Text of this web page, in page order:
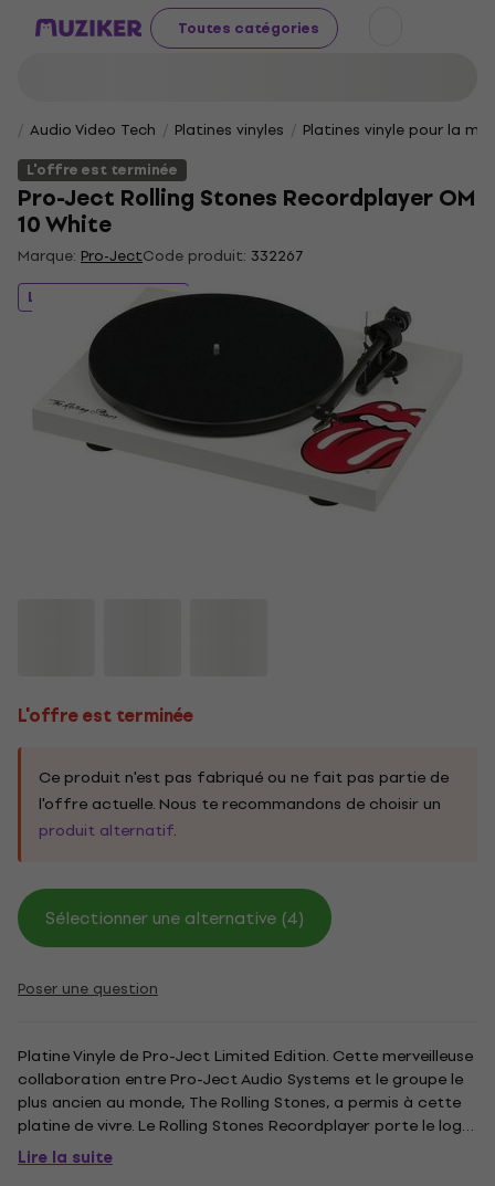
Toutes catégories
Audio Video Tech Platines vinyles
Platines vinyle pour la
L'offre est terminée
Pro-Ject Rolling Stones Recordplayer OM
10 White
Marque: Pro-JectCode produit: 332267
L'offre est terminée
L'offre est terminée
Ce produit n'est pas fabriqué ou ne fait pas partie de
l'offre actuelle. Nous te recommandons de choisir un
produit alternatif.
Sélectionner une alternative (4)
Poser une question
Platine Vinyle de Pro-Ject Limited Edition. Cette merveilleuse
collaboration entre Pro-Ject Audio Systems et le groupe le
plus ancien au monde, The Rolling Stones, a permis à cette
platine de vivre. Le Rolling Stones Recordplayer porte le logo
distinctif des Rolling Stones, ce qui le rend incontestable en
tant que véritable objet de collection...
Lire la suite